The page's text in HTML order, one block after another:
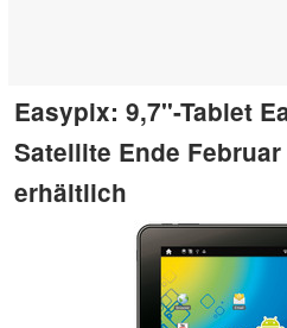
Easypix: 9,7"-Tablet
Satellite Ende
erhältlich